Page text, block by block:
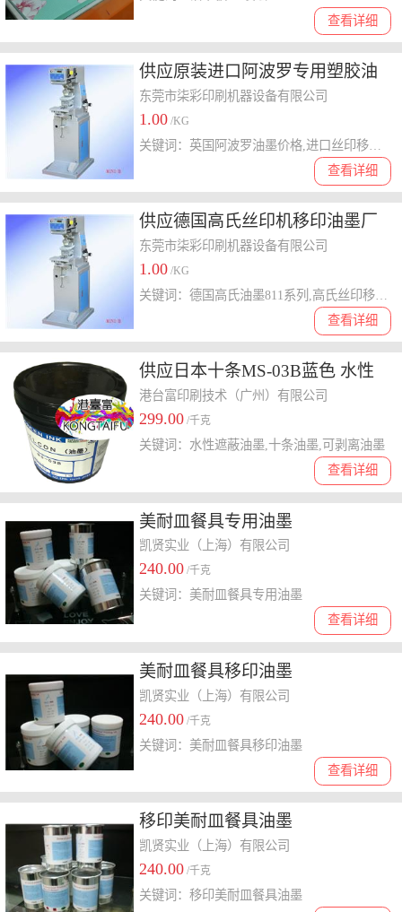
查看详细
供应原装进口阿波罗专用塑胶油
墨批发C系列
东莞市柒彩印刷机器设备有限公司
1.00 /KG
查看详细
供应德国高氏丝印机移印油墨厂
家批发价811系列
东莞市柒彩印刷机器设备有限公司
1.00 /KG
查看详细
供应日本十条MS-03B蓝色 水性
遮蔽油墨 可剥离油墨 遮蔽油墨
港台富印刷技术（广州）有限公司
299.00 /千克
查看详细
关键词：水性遮蔽油墨,十条油墨,可剥离油墨
美耐皿餐具专用油墨
凯贤实业（上海）有限公司
240.00 /千克
查看详细
关键词：美耐皿餐具专用油墨
美耐皿餐具移印油墨
凯贤实业（上海）有限公司
240.00 /千克
查看详细
关键词：美耐皿餐具移印油墨
移印美耐皿餐具油墨
凯贤实业（上海）有限公司
240.00 /千克
关键词：移印美耐皿餐具油墨